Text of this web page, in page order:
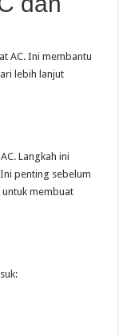
AC. Ini membantu
lebih lanjut
Langkah ini
penting sebelum
untuk membuat